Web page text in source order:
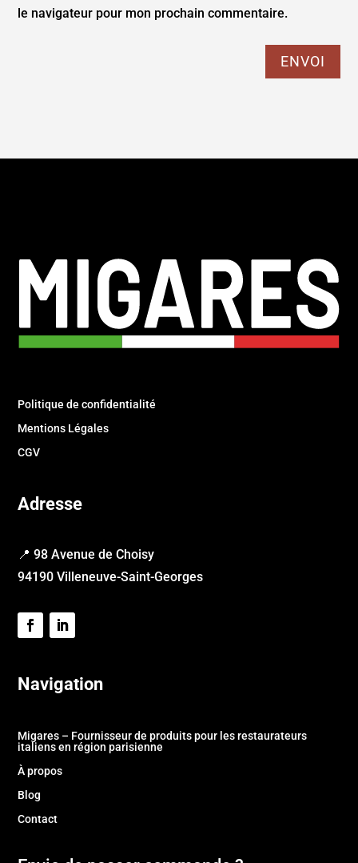
le navigateur pour mon prochain commentaire.
ENVOI
Politique de confidentialité
Mentions Légales
CGV
Adresse
📍 98 Avenue de Choisy
94190 Villeneuve-Saint-Georges
Navigation
Migares – Fournisseur de produits pour les restaurateurs
italiens en région parisienne
À propos
Blog
Contact